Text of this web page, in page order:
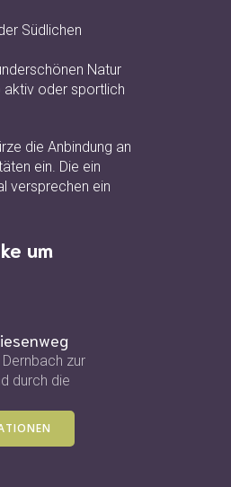
Südlichen
Natur
aktiv oder sportlich
die Anbindung an
ein. Die ein
versprechen ein
um
zur
durch die